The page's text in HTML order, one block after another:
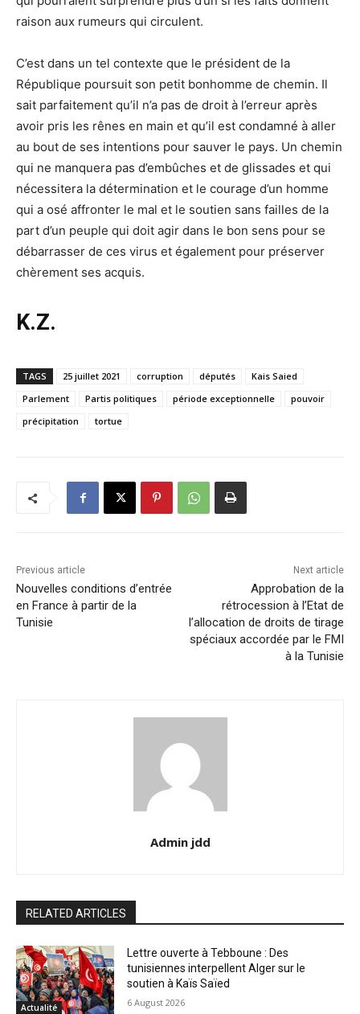
raison aux rumeurs qui circulent.
C’est dans un tel contexte que le président de la
République poursuit son petit bonhomme de chemin. Il
sait parfaitement qu’il n’a pas de droit à l’erreur après
avoir pris les rênes en main et qu’il est condamné à aller
au bout de ses intentions pour sauver le pays. Un chemin
qui ne manquera pas d’embûches et de glissades et qui
nécessitera la détermination et le courage d’un homme
qui a osé affronter le mal et le soutien sans failles de la
part d’un peuple qui doit agir dans le bon sens pour se
débarrasser de ces virus et également pour préserver
chèrement ses acquis.
K.Z.
TAGS 25 juillet 2021 corruption députés
Kais Saied
Parlement
Partis politiques période exceptionnelle
pouvoir
précipitation
tortue
Previous article
Nouvelles conditions d’entrée
en France à partir de la
Tunisie
Next article
Approbation de la
rétrocession à l’Etat de
l’allocation de droits de tirage
spéciaux accordée par le FMI
à la Tunisie
Admin jdd
RELATED ARTICLES
Actualité
Lettre ouverte à Tebboune : Des
tunisiennes interpellent Alger sur le
soutien à Kaïs Saïed
6 August 2026